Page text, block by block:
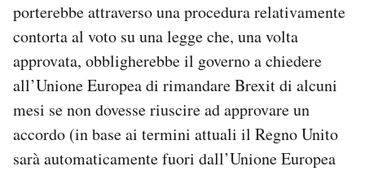
porterebbe attraverso una procedura relativamente
contorta al voto su una legge che, una volta
approvata, obbligherebbe il governo a chiedere
all’Unione Europea di rimandare Brexit di alcuni
mesi se non dovesse riuscire ad approvare un
accordo (in base ai termini attuali il Regno Unito
sarà automaticamente fuori dall’Unione Europea